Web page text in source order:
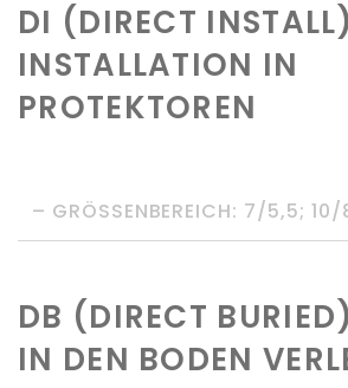
DI (DIRECT
INSTALLATION IN
PROTEKTOREN
– GRÖSSENBEREICH: 7/5,5;
DB (DIRECT
IN DEN BODEN